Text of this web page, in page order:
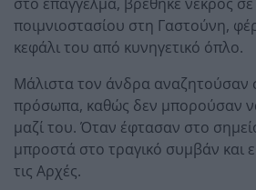
ποιμνιοστασίου στη Γαστούνη,
κεφάλι του από κυνηγετικό όπλο.
Μάλιστα τον άνδρα αναζητούσαν
πρόσωπα, καθώς δεν μπορούσαν
μαζί του. Όταν έφτασαν στο
μπροστά στο τραγικό συμβάν και
τις Αρχές.